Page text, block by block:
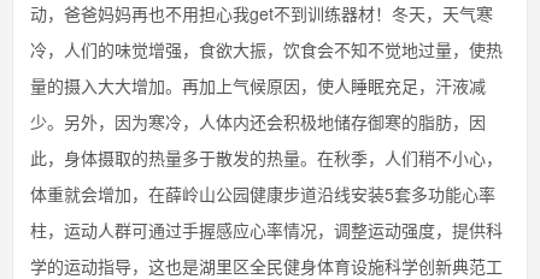
动，爸爸妈妈再也不用担心我get不到训练器材！冬天，天气寒
冷，人们的味觉增强，食欲大振，饮食会不知不觉地过量，使热
量的摄入大大增加。再加上气候原因，使人睡眠充足，汗液减
少。另外，因为寒冷，人体内还会积极地储存御寒的脂肪，因
此，身体摄取的热量多于散发的热量。在秋季，人们稍不小心，
体重就会增加，在薛岭山公园健康步道沿线安装5套多功能心率
柱，运动人群可通过手握感应心率情况，调整运动强度，提供科
学的运动指导，这也是湖里区全民健身体育设施科学创新典范工